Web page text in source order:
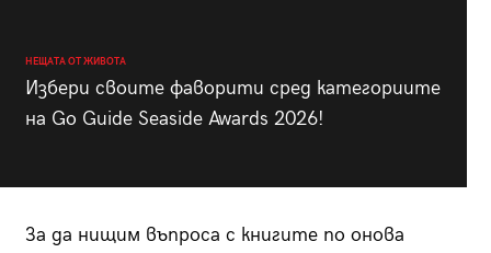
НЕЩАТА ОТ ЖИВОТА
Избери своите фаворити сред категориите
на Go Guide Seaside Awards 2026!
За да нищим въпроса с книгите по онова